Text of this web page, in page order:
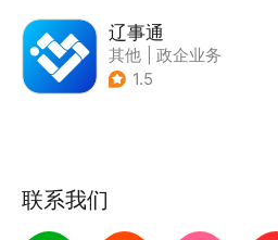
辽事通
其他
政企业务
1.5
联系我们